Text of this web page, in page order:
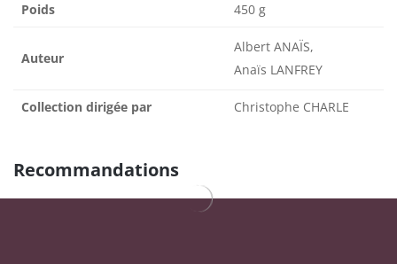
Poids 450 g
Auteur
Albert ANAÏS,
Anaïs LANFREY
Collection dirigée par Christophe CHARLE
Recommandations